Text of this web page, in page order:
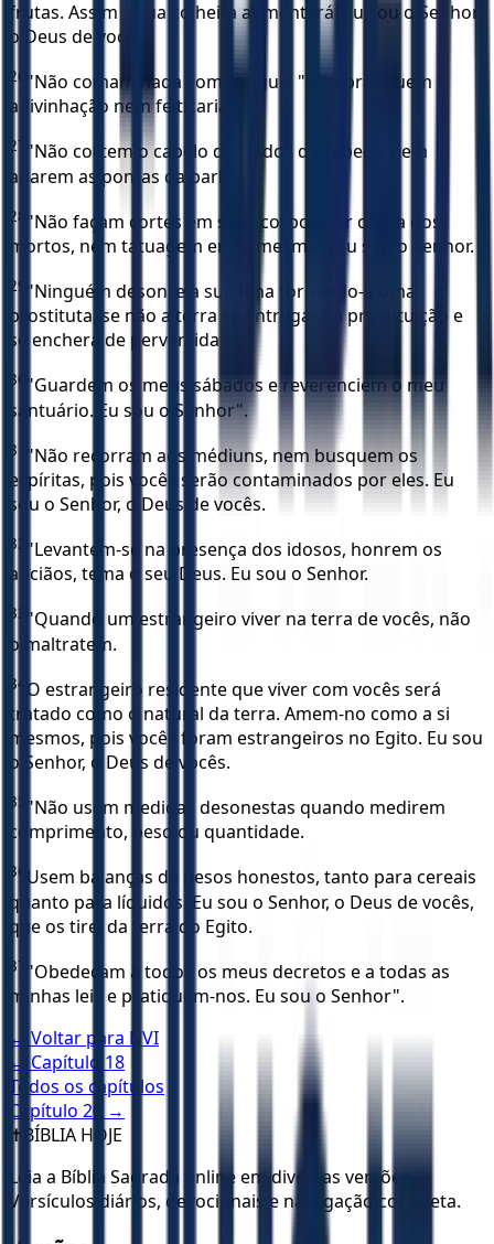
frutas. Assim a sua colheita aumentará. Eu sou o Senhor,
o Deus de vocês.
26 "Não comam nada com sangue. "Não pratiquem
adivinhação nem feitiçaria.
27 "Não cortem o cabelo dos lados da cabeça, nem
aparem as pontas da barba.
28 "Não façam cortes em seus corpos por causa dos
mortos, nem tatuagem em si mesmos. Eu sou o Senhor.
29 "Ninguém desonre a sua filha tornando-a uma
prostituta, se não a terra se entregará à prostituição e
se encherá de perversidade.
30 "Guardem os meus sábados e reverenciem o meu
santuário. Eu sou o Senhor".
31
"Não recorram aos médiuns, nem busquem os
espíritas, pois vocês serão contaminados por eles. Eu
sou o Senhor, o Deus de vocês.
32 "Levantem-se na presença dos idosos, honrem os
anciãos, tema o seu Deus. Eu sou o Senhor.
33 "Quando um estrangeiro viver na terra de vocês, não
o maltratem.
34 O estrangeiro residente que viver com vocês será
tratado como o natural da terra. Amem-no como a si
mesmos, pois vocês foram estrangeiros no Egito. Eu sou
o Senhor, o Deus de vocês.
35 "Não usem medidas desonestas quando medirem
comprimento, peso ou quantidade.
36 Usem balanças de pesos honestos, tanto para cereais
quanto para líquidos. Eu sou o Senhor, o Deus de vocês,
que os tirei da terra do Egito.
37 "Obedeçam a todos os meus decretos e a todas as
minhas leis e pratiquem-nos. Eu sou o Senhor".
← Voltar para NVI
← Capítulo 18
Todos os capítulos
Capítulo 20
→
✝️ BÍBLIA HOJE
Leia a Bíblia Sagrada online em diversas versões.
Versículos diários, devocionais e navegação completa.